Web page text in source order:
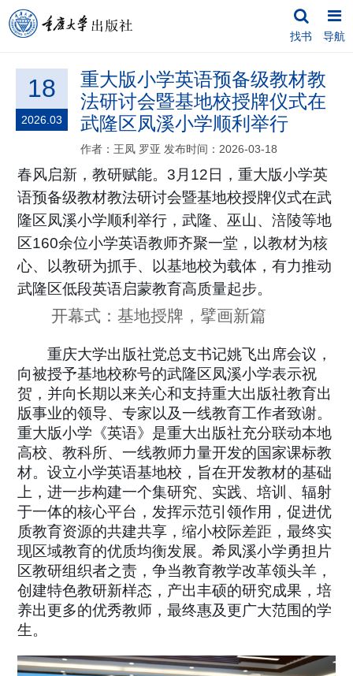
找书 导航
18
2026.03
重大版小学英语预备级教材教
法研讨会暨基地校授牌仪式在
武隆区凤溪小学顺利举行
作者：王凤 罗亚 发布时间：2026-03-18
春风启新，教研赋能。3 月 12 日，重大版小学英
语预备级教材教法研讨会暨基地校授牌仪式在武
隆区凤溪小学顺利举行，武隆、巫山、涪陵等地
区160余位小学英语教师齐聚一堂，以教材为核
心、以教研为抓手、以基地校为载体，有力推动
武隆区低段英语启蒙教育高质量起步。
开幕式：基地授牌，擘画新篇
重庆大学出版社党总支书记姚飞出席会议，
向被授予基地校称号的武隆区凤溪小学表示祝
贺，并向长期以来关心和支持重大出版社教育出
版事业的领导、专家以及一线教育工作者致谢。
重大版小学《英语》是重大出版社充分联动本地
高校、教科所、一线教师力量开发的国家课标教
材。设立小学英语基地校，旨在开发教材的基础
上，进一步构建一个集研究、实践、培训、辐射
于一体的核心平台，发挥示范引领作用，促进优
质教育资源的共建共享，缩小校际差距，最终实
现区域教育的优质均衡发展。希凤溪小学勇担片
区教研组织者之责，争当教育教学改革领头羊，
创建特色教研新样态，产出丰硕的研究成果，培
养出更多的优秀教师，最终惠及更广大范围的学
生。